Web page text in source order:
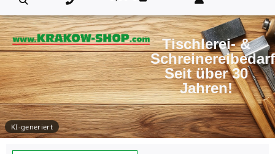
Tischlerei- &
Schreinereibedarf
Seit über 30
Jahren!
KI-generiert